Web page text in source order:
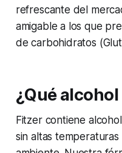
refrescante del
amigable a los que
de carbohidratos
¿Qué
Fitzer contiene
sin altas